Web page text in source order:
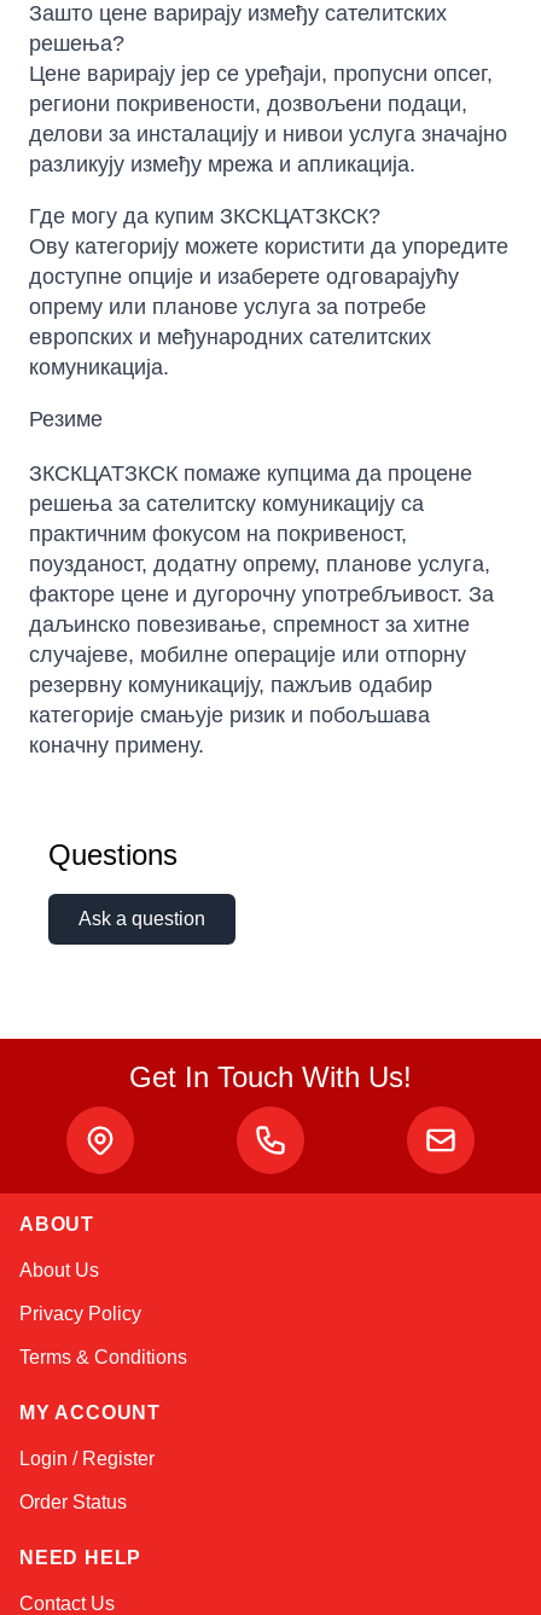
Зашто цене варирају између сателитских
решења?
Цене варирају јер се уређаји, пропусни опсег,
региони покривености, дозвољени подаци,
делови за инсталацију и нивои услуга значајно
разликују између мрежа и апликација.
Где могу да купим ЗКСКЦАТЗКСК?
Ову категорију можете користити да упоредите
доступне опције и изаберете одговарајућу
опрему или планове услуга за потребе
европских и међународних сателитских
комуникација.
Резиме
ЗКСКЦАТЗКСК помаже купцима да процене
решења за сателитску комуникацију са
практичним фокусом на покривеност,
поузданост, додатну опрему, планове услуга,
факторе цене и дугорочну употребљивост. За
даљинско повезивање, спремност за хитне
случајеве, мобилне операције или отпорну
резервну комуникацију, пажљив одабир
категорије смањује ризик и побољшава
коначну примену.
Questions
Ask a question
Get In Touch With Us!
ABOUT
About Us
Privacy Policy
Terms & Conditions
MY ACCOUNT
Login / Register
Order Status
NEED HELP
Contact Us